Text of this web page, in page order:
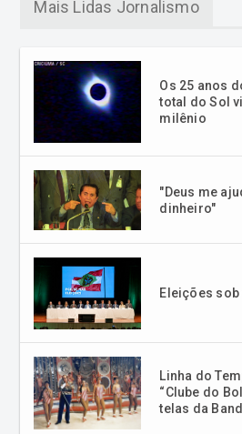
Mais Lidas Jornalismo
Os 25 anos
total do Sol
milênio
"Deus me
dinheiro"
Eleições
Linha do
“Clube do
telas da